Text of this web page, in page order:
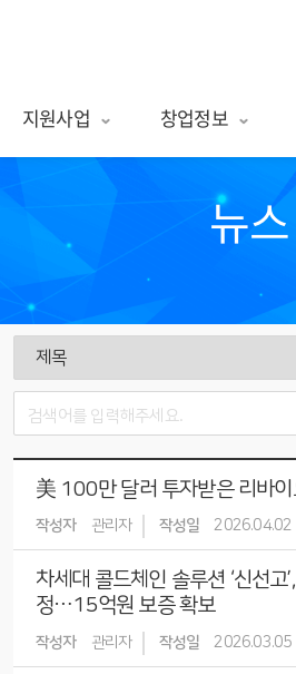
지원사업 창업정보
뉴스
美 100만 달러 투자받은 리바이
작성자 관리자 작성일 2026.04.02
차세대 콜드체인 솔루션 ‘신선고
정…15억원 보증 확보
작성자 관리자 작성일 2026.03.05